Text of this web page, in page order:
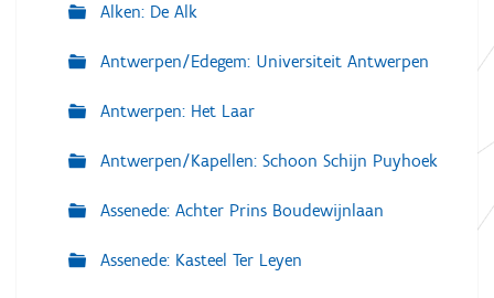
Alken: De Alk
Antwerpen/Edegem: Universiteit Antwerpen
Antwerpen: Het Laar
Antwerpen/Kapellen: Schoon Schijn Puyhoek
Assenede: Achter Prins Boudewijnlaan
Assenede: Kasteel Ter Leyen